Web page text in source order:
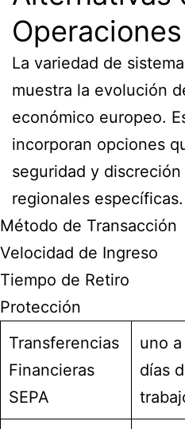
La variedad de
muestra la evolución
económico europeo.
incorporan opciones
seguridad y
regionales específicas.
Método de Transacción
Velocidad de Ingreso
Tiempo de Retiro
Protección
Transferencias
Financieras
SEPA
uno
días